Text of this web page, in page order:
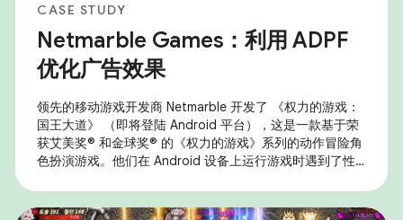
CASE STUDY
Netmarble Games：利用 ADPF
优化广告效果
领先的移动游戏开发商 Netmarble 开发了 《权力的游戏：
国王大道》 （即将登陆 Android 平台），这是一款基于荣
获艾美奖® 和金球奖® 的《权力的游戏》系列的动作冒险角
色扮演游戏。他们在 Android 设备上运行游戏时遇到了性
验。为解决此问题，他们战略性地利用了 Android 自适应
性能框架 (ADPF) ，并实施了以分辨率缩放和动态帧速率调